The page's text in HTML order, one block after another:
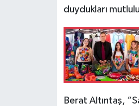
duydukları
Berat Altıntaş,